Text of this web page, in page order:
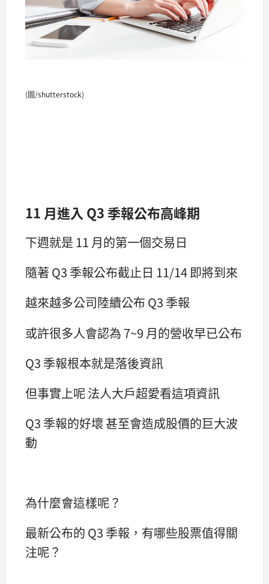
(圖/shutterstock)
11 月進入 Q3 季報公布高峰期
下週就是 11 月的第一個交易日
隨著 Q3 季報公布截止日 11/14 即將到來
越來越多公司陸續公布 Q3 季報
或許很多人會認為 7~9 月的營收早已公布
Q3 季報根本就是落後資訊
但事實上呢 法人大戶超愛看這項資訊
Q3 季報的好壞 甚至會造成股價的巨大波
動
為什麼會這樣呢？
最新公布的 Q3 季報，有哪些股票值得關
注呢？